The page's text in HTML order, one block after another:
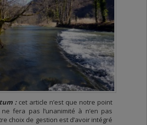
:cet article n’est que notre point
fera pas l’unanimité à n’en pas
choix de gestion est d’avoir intégré